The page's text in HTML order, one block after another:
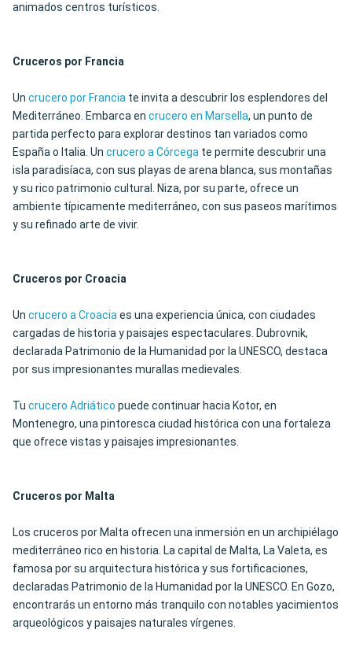
animados centros turísticos.
Cruceros por Francia
Un crucero por Francia te invita a descubrir los esplendores del
Mediterráneo. Embarca en crucero en Marsella, un punto de
partida perfecto para explorar destinos tan variados como
España o Italia. Un crucero a Córcega te permite descubrir una
isla paradisíaca, con sus playas de arena blanca, sus montañas
y su rico patrimonio cultural. Niza, por su parte, ofrece un
ambiente típicamente mediterráneo, con sus paseos marítimos
y su refinado arte de vivir.
Cruceros por Croacia
Un crucero a Croaciaes una experiencia única, con ciudades
cargadas de historia y paisajes espectaculares. Dubrovnik,
declarada Patrimonio de la Humanidad por la UNESCO, destaca
por sus impresionantes murallas medievales.
Tu crucero Adriático puede continuar hacia Kotor, en
Montenegro, una pintoresca ciudad histórica con una fortaleza
que ofrece vistas y paisajes impresionantes.
Cruceros por Malta
Los cruceros por Malta ofrecen una inmersión en un archipiélago
mediterráneo rico en historia. La capital de Malta, La Valeta, es
famosa por su arquitectura histórica y sus fortificaciones,
declaradas Patrimonio de la Humanidad por la UNESCO. En Gozo,
encontrarás un entorno más tranquilo con notables yacimientos
arqueológicos y paisajes naturales vírgenes.